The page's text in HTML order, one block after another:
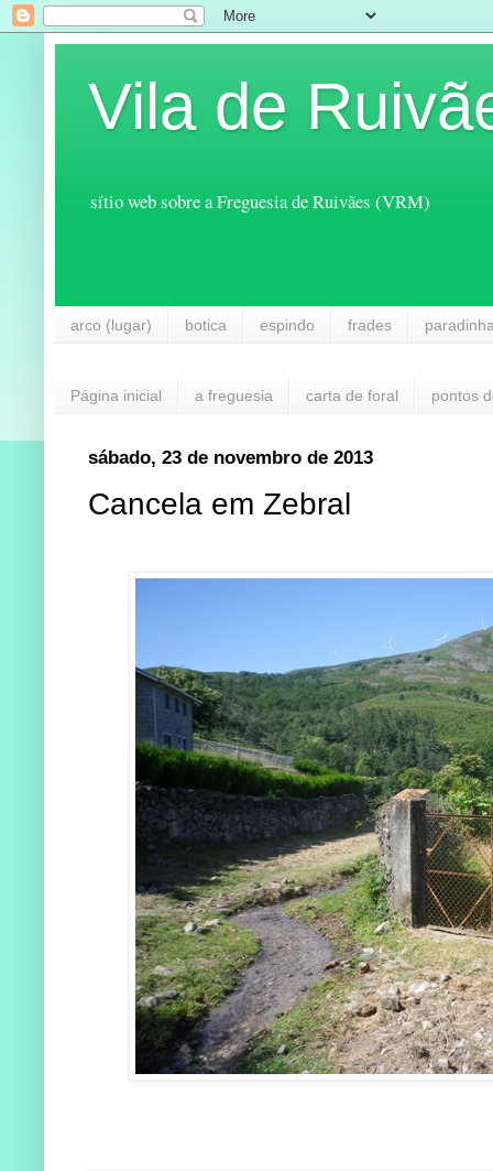
Vila de
sítio web sobre a Freguesia de Ruivães (VRM)
arco (lugar) botica espindo frades
Página inicial a freguesia carta de foral pontos
sábado, 23 de novembro de 2013
Cancela em Zebral